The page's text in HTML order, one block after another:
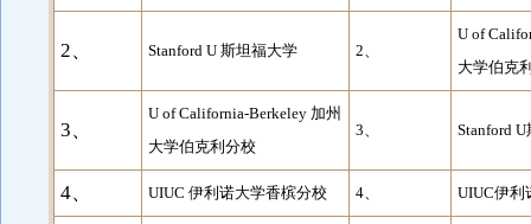
2、 Stanford U 斯坦福大学 2、
U of
大学伯克
3、
U of California-Berkeley 加州
大学伯克利分校
3、 Stanford
4、 UIUC 伊利诺大学香槟分校 4、 UIUC伊利